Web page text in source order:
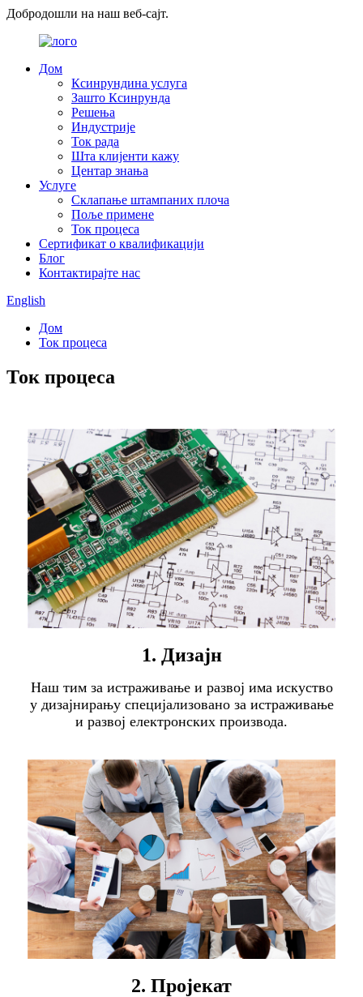
Добродошли на наш веб-сајт.
Дом
Ксинрундина услуга
Зашто Ксинрунда
Решења
Индустрије
Ток рада
Шта клијенти кажу
Центар знања
Услуге
Склапање штампаних плоча
Поље примене
Ток процеса
Сертификат о квалификацији
Блог
Контактирајте нас
English
Дом
Ток процеса
Ток процеса
1. Дизајн
Наш тим за истраживање и развој има искуство
у дизајнирању специјализовано за истраживање
и развој електронских производа.
2. Пројекат